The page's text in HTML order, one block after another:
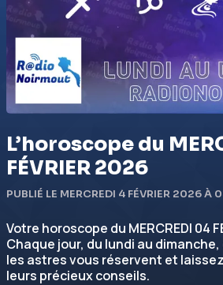
L’horoscope du
FÉVRIER 2026
PUBLIÉ LE MERCREDI 4 FÉVRIER 2026 À
Votre horoscope du MERCREDI 04
Chaque jour, du lundi au
les astres vous réservent et
leurs précieux conseils.